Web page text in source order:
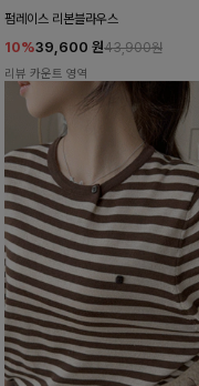
펌레이스 리본블라우스
10%39,600 원43,900원
리뷰 카운트 영역